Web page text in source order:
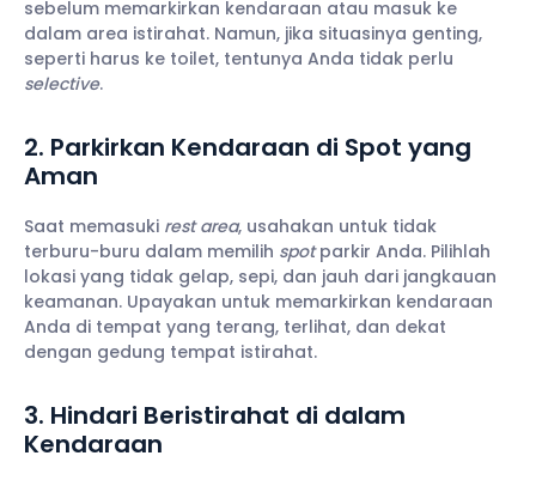
sebelum memarkirkan kendaraan atau masuk ke
dalam area istirahat. Namun, jika situasinya genting,
seperti harus ke toilet, tentunya Anda tidak perlu
selective.
2. Parkirkan Kendaraan di Spot yang
Aman
Saat memasuki rest area, usahakan untuk tidak
terburu-buru dalam memilih spotparkir Anda. Pilihlah
lokasi yang tidak gelap, sepi, dan jauh dari jangkauan
keamanan. Upayakan untuk memarkirkan kendaraan
Anda di tempat yang terang, terlihat, dan dekat
dengan gedung tempat istirahat.
3. Hindari Beristirahat di dalam
Kendaraan